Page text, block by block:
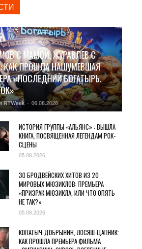
С МАМОЙ, ЖУРАВЛЕВ С
КАК ПРОШЛА НАШУМЕВШАЯ
«ПОСЛЕДНИЙ БОГАТЫРЬ.
RTWeek - 06.08.2026
ИСТОРИЯ ГРУППЫ «АЛЬЯНС» : ВЫШЛА
КНИГА, ПОСВЯЩЕННАЯ ЛЕГЕНДАМ РОК-
СЦЕНЫ
05.08.2026
30 БРОДВЕЙСКИХ ХИТОВ ИЗ 20
МИРОВЫХ МЮЗИКЛОВ: ПРЕМЬЕРА
«ПРИЗРАК МЮЗИКЛА, ИЛИ ЧТО ОПЯТЬ
НЕ ТАК?»
05.08.2026
КОПАТЫЧ-ДОБРЫНИН, ЛОСЯШ-ЦАПНИК:
КАК ПРОШЛА ПРЕМЬЕРА ФИЛЬМА